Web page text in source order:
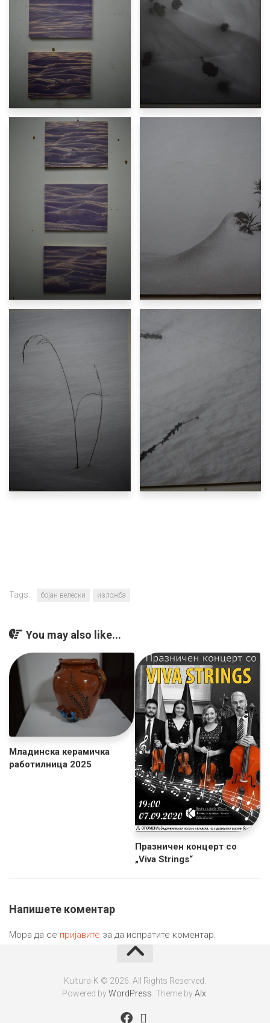
Tags: бојан велески изложба
You may also like...
Младинска керамичка
работилница 2025
Празничен концерт со
„Viva Strings“
Напишете коментар
Мора да се пријавите за да испратите коментар.
Kultura-K © 2026. All Rights Reserved.
Powered byWordPress . Theme byAlx